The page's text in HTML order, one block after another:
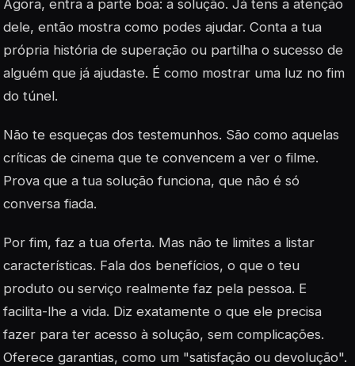
Agora, entra a parte boa: a solução. Já tens a atenção
dele, então mostra como podes ajudar. Conta a tua
própria história de superação ou partilha o sucesso de
alguém que já ajudaste. É como mostrar uma luz no fim
do túnel.
Não te esqueças dos testemunhos. São como aquelas
críticas de cinema que te convencem a ver o filme.
Prova que a tua solução funciona, que não é só
conversa fiada.
Por fim, faz a tua oferta. Mas não te limites a listar
características. Fala dos benefícios, o que o teu
produto ou serviço realmente faz pela pessoa. E
facilita-lhe a vida. Diz exatamente o que ele precisa
fazer para ter acesso à solução, sem complicações.
Oferece garantias, como um "satisfação ou devolução".